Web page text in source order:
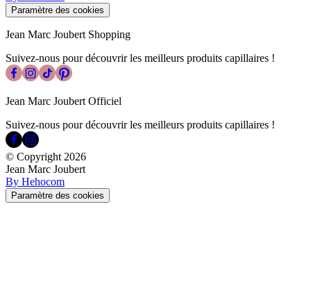
Paramètre des cookies
Jean Marc Joubert Shopping
Suivez-nous pour découvrir les meilleurs produits capillaires !
Jean Marc Joubert Officiel
Suivez-nous pour découvrir les meilleurs produits capillaires !
© Copyright 2026
Jean Marc Joubert
By Hehocom
Paramètre des cookies